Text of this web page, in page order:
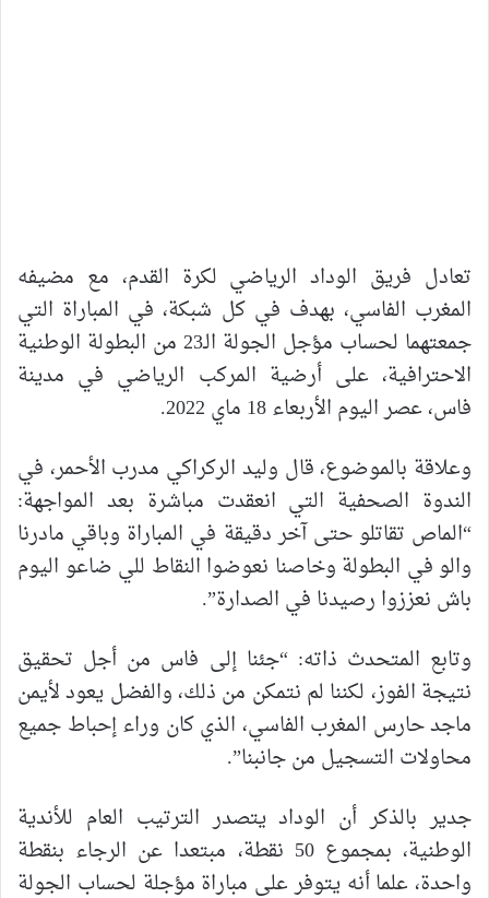
تعادل فريق الوداد الرياضي لكرة القدم، مع مضيفه
المغرب الفاسي، بهدف في كل شبكة، في المباراة التي
جمعتهما لحساب مؤجل الجولة الـ23 من البطولة الوطنية
الاحترافية، على أرضية المركب الرياضي في مدينة
فاس، عصر اليوم الأربعاء 18 ماي 2022.
وعلاقة بالموضوع، قال وليد الركراكي مدرب الأحمر، في
الندوة الصحفية التي انعقدت مباشرة بعد المواجهة:
“الماص تقاتلو حتى آخر دقيقة في المباراة وباقي مادرنا
والو في البطولة وخاصنا نعوضوا النقاط للي ضاعو اليوم
باش نعززوا رصيدنا في الصدارة”.
وتابع المتحدث ذاته: “جئنا إلى فاس من أجل تحقيق
نتيجة الفوز، لكننا لم نتمكن من ذلك، والفضل يعود لأيمن
ماجد حارس المغرب الفاسي، الذي كان وراء إحباط جميع
محاولات التسجيل من جانبنا”.
جدير بالذكر أن الوداد يتصدر الترتيب العام للأندية
الوطنية، بمجموع 50 نقطة، مبتعدا عن الرجاء بنقطة
واحدة، علما أنه يتوفر على مباراة مؤجلة لحساب الجولة